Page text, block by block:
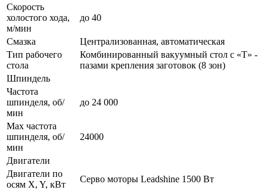
Скорость
холостого хода,
м/мин
до 40
Смазка
Централизованная, автоматическая
Тип рабочего
стола
Комбинированный вакуумный стол с «Т» -
пазами крепления заготовок (8 зон)
Шпиндель
Частота
шпинделя, об/
мин
до 24 000
Max частота
шпинделя, об/
мин
24000
Двигатели
Двигатели по
осям X, Y, кВт
Серво моторы Leadshine 1500 Вт